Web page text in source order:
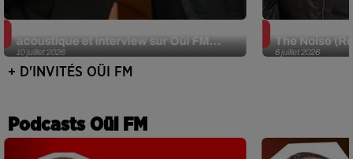
10 juillet 2026
acoustique et interview sur Oüi FM...
6 juillet 2026
The Noise
+ D'INVITÉS OÜI FM
Podcasts Oüi FM